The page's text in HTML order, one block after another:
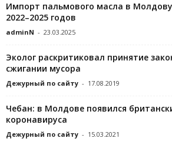
Импорт пальмового масла в Молдову
2022–2025 годов
adminN - 23.03.2025
Эколог раскритиковал принятие
сжигании мусора
Дежурный по сайту - 17.08.2019
Чебан: в Молдове появился
коронавируса
Дежурный по сайту - 15.03.2021